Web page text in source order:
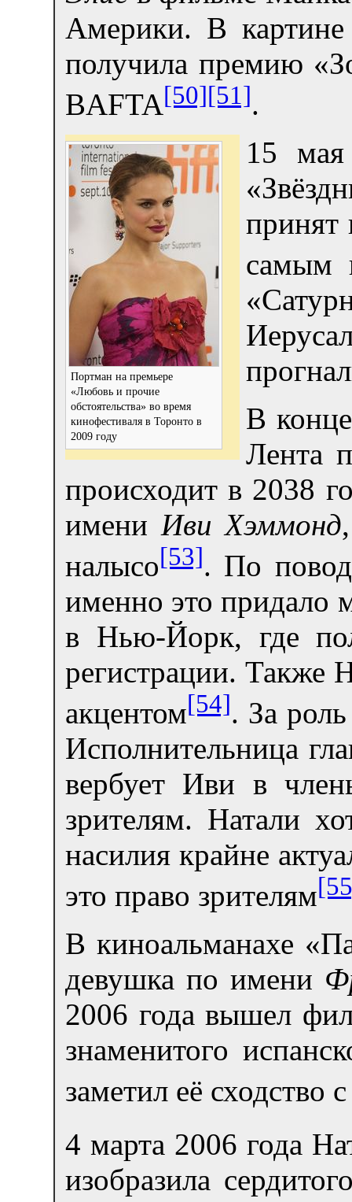
Америки. В картине
получила премию
BAFTA[50][51].
Портман на премьере
«Любовь и прочие
обстоятельства» во время
кинофестиваля в Торонто в
2009 году
15 мая
принят
самым
В
Лента
происходит в 2038
имени Иви Хэммонд
налысо[53]. По
именно это придало
в Нью-Йорк, где
регистрации. Также
акцентом[54]. За
Исполнительница
вербует Иви в
зрителям. Натали
насилия крайне
это право зрителям
В киноальманахе
девушка по имени
2006 года вышел
знаменитого
заметил её
4 марта 2006 года
изобразила